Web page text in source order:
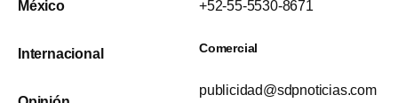
México
Internacional
+52-55-5530-8671
Comercial
publicidad@sdpnoticias.com